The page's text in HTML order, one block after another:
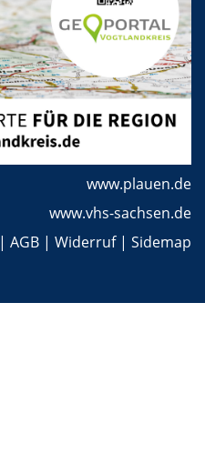
www.plauen.de
www.vhs-sachsen.de
| AGB | Widerruf| Sidemap